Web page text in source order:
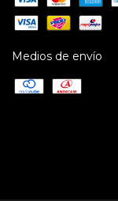
Medios de envío